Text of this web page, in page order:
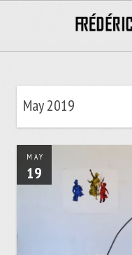
May 2019
MAY
19